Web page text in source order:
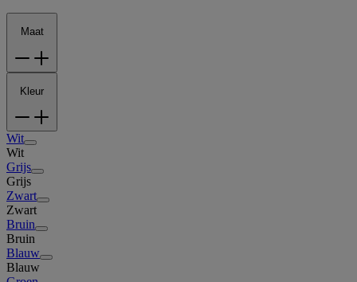
Maat
Kleur
Wit
Wit
Grijs
Grijs
Zwart
Zwart
Bruin
Bruin
Blauw
Blauw